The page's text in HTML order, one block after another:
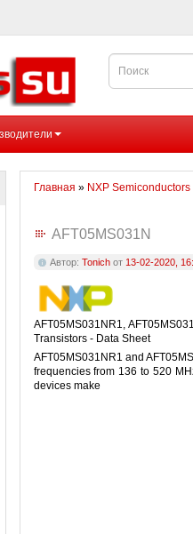
Главная » NXP Semiconductors
AFT05MS031N
Автор: Tonichот 13-02-2020,
AFT05MS031NR1,
Transistors - Data Sheet
AFT05MS031NR1 and
frequencies from 136 to 520
devices make